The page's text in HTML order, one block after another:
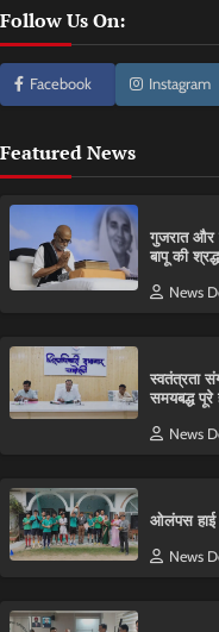
Follow Us On:
Facebook Instagram
Featured News
गुजरात और
बापू की
News
स्वतंत्रता
समयबद्ध पूरे
News
ओलंपस हाई
News